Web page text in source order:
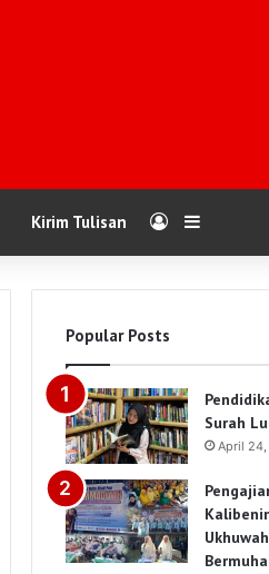
Kirim Tulisan Log InSidebar
Popular Posts
Surah
April